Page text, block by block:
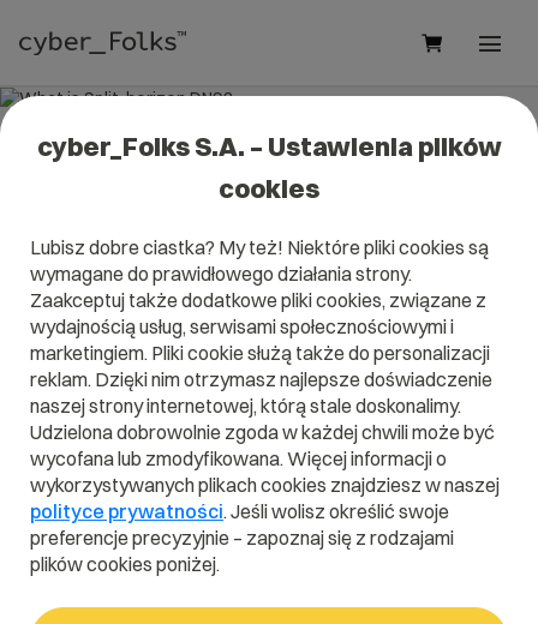
What is Split-horizon DNS?
It will help you better understand what exactly it isSplit-
horizon DNSand what is the meaning to you in everyday
use.
A B C D E F G H
I
J
K L M N O P Q
S
T U V W X Y Z
cyber_Folks S.A. – Ustawienia plików
cookies
Lubisz dobre ciastka? My też! Niektóre pliki cookies są
wymagane do prawidłowego działania strony.
Zaakceptuj także dodatkowe pliki cookies, związane z
wydajnością usług, serwisami społecznościowymi i
marketingiem. Pliki cookie służą także do personalizacji
reklam. Dzięki nim otrzymasz najlepsze doświadczenie
naszej strony internetowej, którą stale doskonalimy.
Udzielona dobrowolnie zgoda w każdej chwili może być
wycofana lub zmodyfikowana. Więcej informacji o
wykorzystywanych plikach cookies znajdziesz w naszej
polityce prywatności. Jeśli wolisz określić swoje
preferencje precyzyjnie – zapoznaj się z rodzajami
plików cookies poniżej.